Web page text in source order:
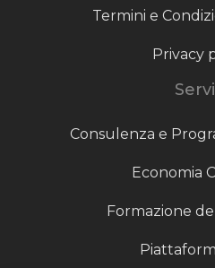
Termini e
Privacy
Consulenza e
Economia
Formazione